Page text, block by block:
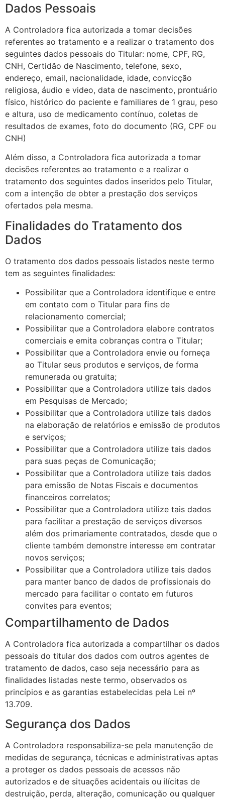
Dados Pessoais
A Controladora fica autorizada a tomar decisões
referentes ao tratamento e a realizar o tratamento dos
seguintes dados pessoais do Titular: nome, CPF, RG,
CNH, Certidão de Nascimento, telefone, sexo,
endereço, email, nacionalidade, idade, convicção
religiosa, áudio e video, data de nascimento, prontuário
físico, histórico do paciente e familiares de 1 grau, peso
e altura, uso de medicamento contínuo, coletas de
resultados de exames, foto do documento (RG, CPF ou
CNH)
Além disso, a Controladora fica autorizada a tomar
decisões referentes ao tratamento e a realizar o
tratamento dos seguintes dados inseridos pelo Titular,
com a intenção de obter a prestação dos serviços
ofertados pela mesma.
Finalidades do Tratamento dos
Dados
O tratamento dos dados pessoais listados neste termo
tem as seguintes finalidades:
Possibilitar que a Controladora identifique e entre
em contato com o Titular para fins de
relacionamento comercial;
Possibilitar que a Controladora elabore contratos
comerciais e emita cobranças contra o Titular;
Possibilitar que a Controladora envie ou forneça
ao Titular seus produtos e serviços, de forma
remunerada ou gratuita;
Possibilitar que a Controladora utilize tais dados
em Pesquisas de Mercado;
Possibilitar que a Controladora utilize tais dados
na elaboração de relatórios e emissão de produtos
e serviços;
Possibilitar que a Controladora utilize tais dados
para suas peças de Comunicação;
Possibilitar que a Controladora utilize tais dados
para emissão de Notas Fiscais e documentos
financeiros correlatos;
Possibilitar que a Controladora utilize tais dados
para facilitar a prestação de serviços diversos
além dos primariamente contratados, desde que o
cliente também demonstre interesse em contratar
novos serviços;
Possibilitar que a Controladora utilize tais dados
para manter banco de dados de profissionais do
mercado para facilitar o contato em futuros
convites para eventos;
Compartilhamento de Dados
A Controladora fica autorizada a compartilhar os dados
pessoais do titular dos dados com outros agentes de
tratamento de dados, caso seja necessário para as
finalidades listadas neste termo, observados os
princípios e as garantias estabelecidas pela Lei nº
13.709.
Segurança dos Dados
A Controladora responsabiliza-se pela manutenção de
medidas de segurança, técnicas e administrativas aptas
a proteger os dados pessoais de acessos não
autorizados e de situações acidentais ou ilícitas de
destruição, perda, alteração, comunicação ou qualquer